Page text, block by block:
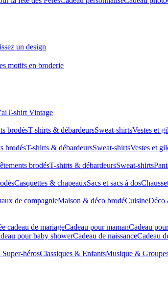
un design
motifs en broderie
T-shirt Vintage
brodésT-shirts & débardeursSweat-shirtsVestes et
brodésT-shirts & débardeursSweat-shirtsVestes et
brodésT-shirts & débardeursSweat-shirts
Casquettes & chapeauxSacs et sacs à dos
de compagnieMaison & déco brodéCuisineDéco
cadeau de mariage​Cadeau pour mamanCadeau
pour baby showerCadeau de naissanceCadeau
Super-hérosClassiques & EnfantsMusique &